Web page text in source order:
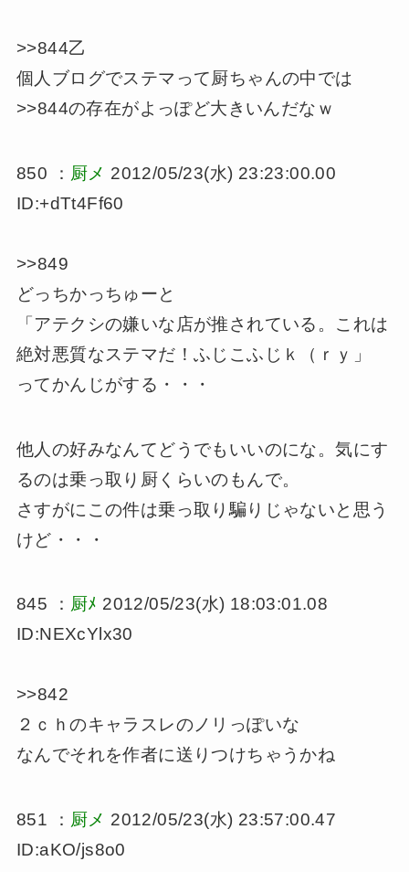
>>844乙
個人ブログでステマって厨ちゃんの中では
>>844の存在がよっぽど大きいんだなｗ
850 ： 厨メ 2012/05/23(水) 23:23:00.00
ID:+dTt4Ff60
>>849
どっちかっちゅーと
「アテクシの嫌いな店が推されている。これは
絶対悪質なステマだ！ふじこふじｋ（ｒｙ」
ってかんじがする・・・
他人の好みなんてどうでもいいのにな。気にす
るのは乗っ取り厨くらいのもんで。
さすがにこの件は乗っ取り騙りじゃないと思う
けど・・・
845 ： 厨ﾒ 2012/05/23(水) 18:03:01.08
ID:NEXcYlx30
>>842
２ｃｈのキャラスレのノリっぽいな
なんでそれを作者に送りつけちゃうかね
851 ： 厨メ 2012/05/23(水) 23:57:00.47
ID:aKO/js8o0